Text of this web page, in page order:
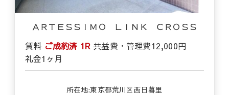
ＡＲＴＥＳＳＩＭＯ ＬＩＮＫ ＣＲＯＳＳ
賃料 ご成約済 1R 共益費・管理費12,000円
礼金1ヶ月
所在地:東京都荒川区西日暮里